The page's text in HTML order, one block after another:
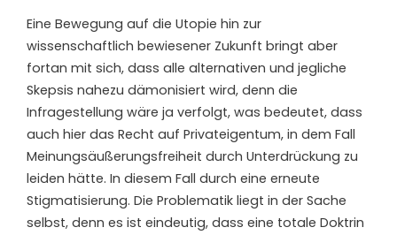
Eine Bewegung auf die Utopie hin zur
wissenschaftlich bewiesener Zukunft bringt aber
fortan mit sich, dass alle alternativen und jegliche
Skepsis nahezu dämonisiert wird, denn die
Infragestellung wäre ja verfolgt, was bedeutet, dass
auch hier das Recht auf Privateigentum, in dem Fall
Meinungsäußerungsfreiheit durch Unterdrückung zu
leiden hätte. In diesem Fall durch eine erneute
Stigmatisierung. Die Problematik liegt in der Sache
selbst, denn es ist eindeutig, dass eine totale Doktrin